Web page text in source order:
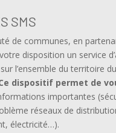
SMS
de communes, en
disposition un service
l’ensemble du territoire du
dispositif permet de
importantes
réseaux de
électricité…).